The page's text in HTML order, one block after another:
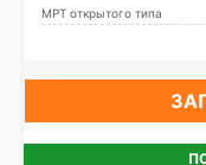
МРТ открытого типа